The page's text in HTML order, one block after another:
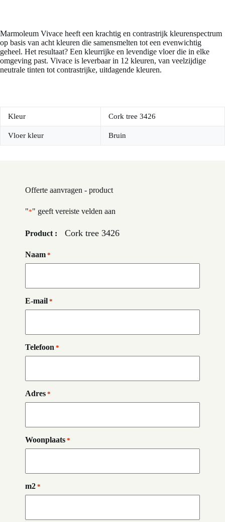
Marmoleum Vivace heeft een krachtig en contrastrijk kleurenspectrum
op basis van acht kleuren die samensmelten tot een evenwichtig
geheel. Het resultaat? Een kleurrijke en levendige vloer die in elke
omgeving past. Vivace is leverbaar in 12 kleuren, van veelzijdige
neutrale tinten tot contrastrijke, uitdagende kleuren.
Kleur Cork tree 3426
Vloer kleur Bruin
Offerte aanvragen - product
"*" geeft vereiste velden aan
Product : Cork tree 3426
Naam *
E-mail *
Telefoon *
Adres *
Woonplaats *
m2 *